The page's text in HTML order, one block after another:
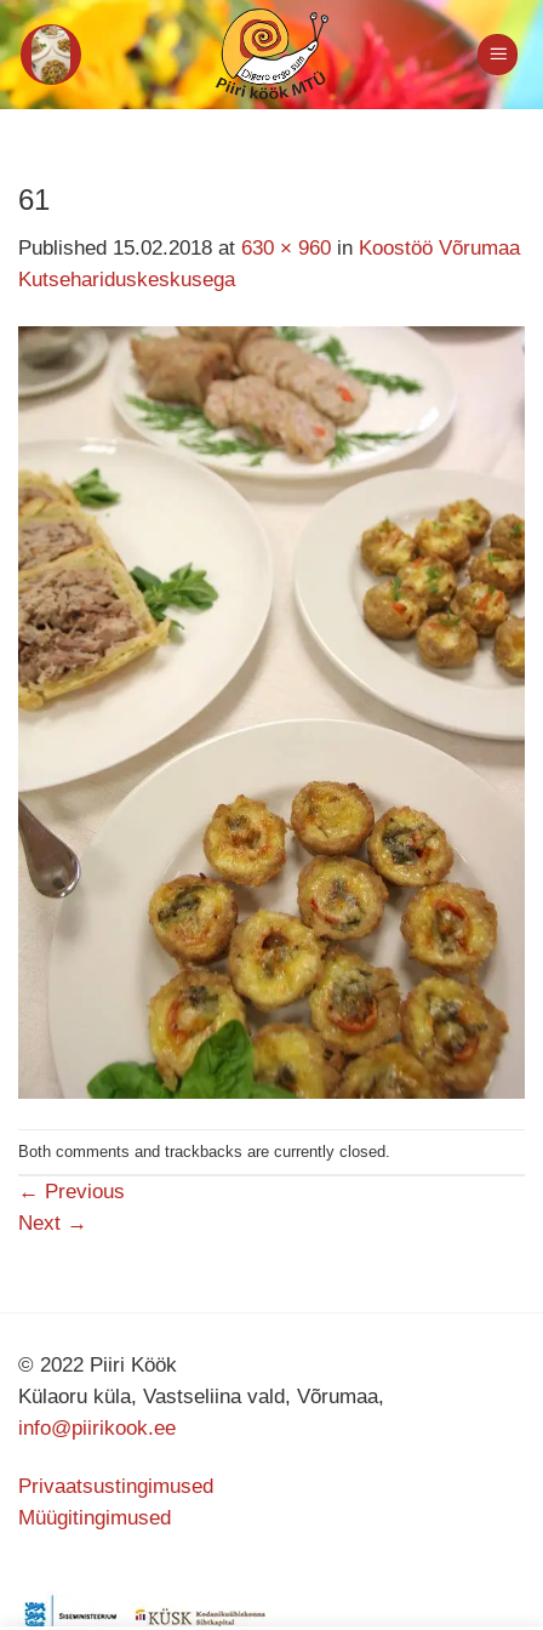
Skip
to
content
61
Published 15.02.2018 at 630 × 960 in Koostöö Võrumaa
Kutsehariduskeskusega
Both comments and trackbacks are currently closed.
← Previous
Next →
© 2022 Piiri Köök
Külaoru küla, Vastseliina vald, Võrumaa,
info@piirikook.ee
Privaatsustingimused
Müügitingimused